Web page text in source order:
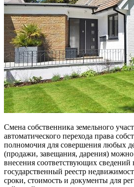
Смена собственника земельного
автоматического перехода права
полномочия для совершения любых
(продажи, завещания, дарения) можно
внесения соответствующих
государственный реестр
сроки, стоимость и документы для